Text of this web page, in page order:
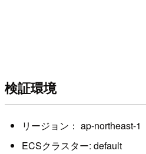
検証環境
リージョン： ap-northeast-1
ECSクラスター: default